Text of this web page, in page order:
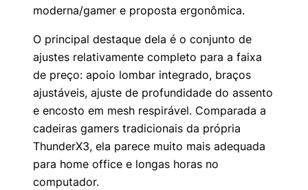
moderna/gamer e proposta ergonômica.
O principal destaque dela é o conjunto de
ajustes relativamente completo para a faixa
de preço: apoio lombar integrado, braços
ajustáveis, ajuste de profundidade do assento
e encosto em mesh respirável. Comparada a
cadeiras gamers tradicionais da própria
ThunderX3, ela parece muito mais adequada
para home office e longas horas no
computador.